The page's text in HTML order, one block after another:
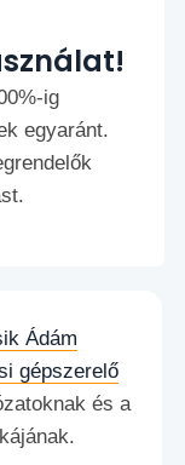
ig
egyaránt.
Ádám
gépszerelő
és a